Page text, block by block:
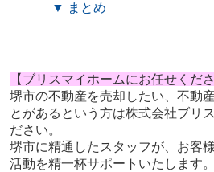
▼ まとめ
【ブリスマイホームにお任せくださ
堺市の不動産を売却したい、不動
とがあるという方は株式会社ブリ
ださい。
堺市に精通したスタッフが、お客
活動を精一杯サポートいたします。